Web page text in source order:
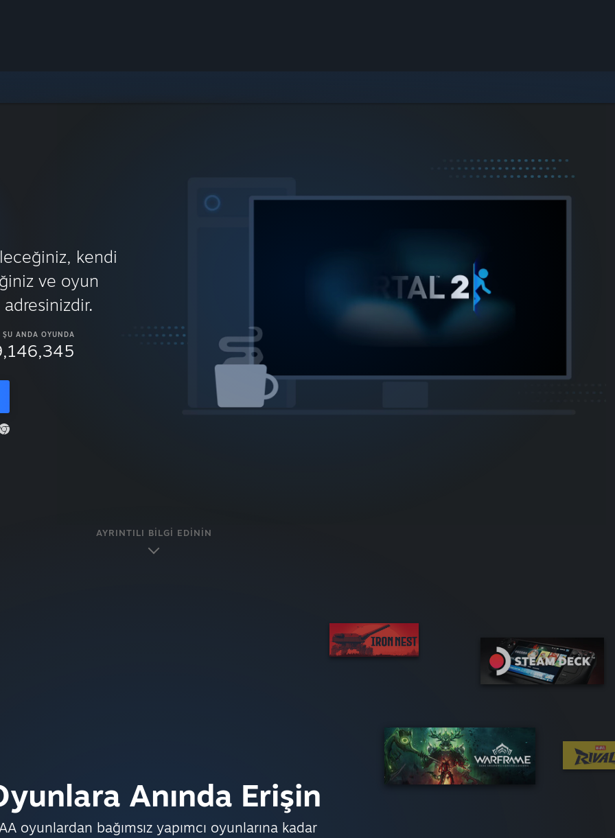
kendi
ve oyun
ŞU ANDA OYUNDA
AYRINTILI BILGI EDININ
Anında Erişin
oyunlardan bağımsız yapımcı oyunlarına kadar